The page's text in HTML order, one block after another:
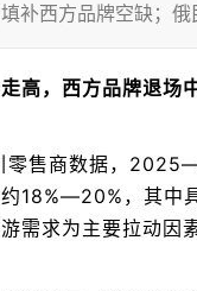
补西方品牌空缺；
高，西方品牌退场
售商数据，
18%—20%，其中
需求为主要拉动因素